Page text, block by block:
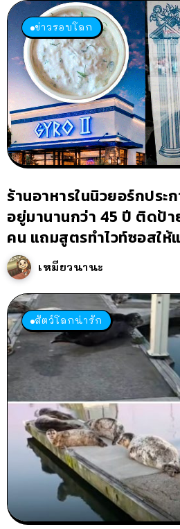
ข่าวรอบโลก
ร้านอาหารในนิวยอร์กปร
อยู่มานานกว่า 45 ปี ติดป้
คน แถมสูตรทำไวท์ซอสให้
เหมียวนานะ
สัตว์โลกน่ารัก